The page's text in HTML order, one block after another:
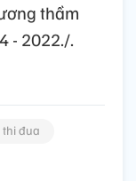
thầm
- 2022./.
thi đua